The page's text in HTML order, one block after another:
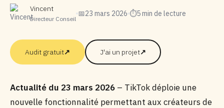
Vincent
Directeur Conseil
📅23 mars 2026 ⏱5 min de lecture
Audit gratuit↗ J'ai un projet↗
Actualité du 23 mars 2026 – TikTok déploie une
nouvelle fonctionnalité permettant aux créateurs de